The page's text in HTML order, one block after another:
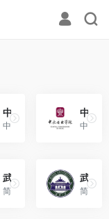
中央财经大学（Central University of Finance and Economics）
中央财经大学位于北京市，是教育部、财政部和北京市人民政府共建的教育部直属高校。
中央音乐学院（Central Conservatory of Music）
中央音乐学院是国家“双一流”建设高校、国家“211工程”建设高校、教育部和文化和旅游部共建高校。
武汉理工大学（Wuhan University of Technology）
简称武理工，位于武汉市，是中华人民共和国教育部直属全国重点大学，国家“双一流”建设高校。
武汉大学（Wuhan University）
简称武大，位于武汉市，是中华人民共和国教育部直属的综合性全国重点大学。